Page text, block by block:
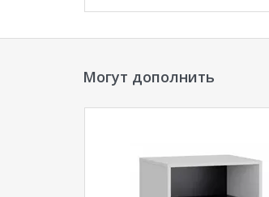
Могут дополнить